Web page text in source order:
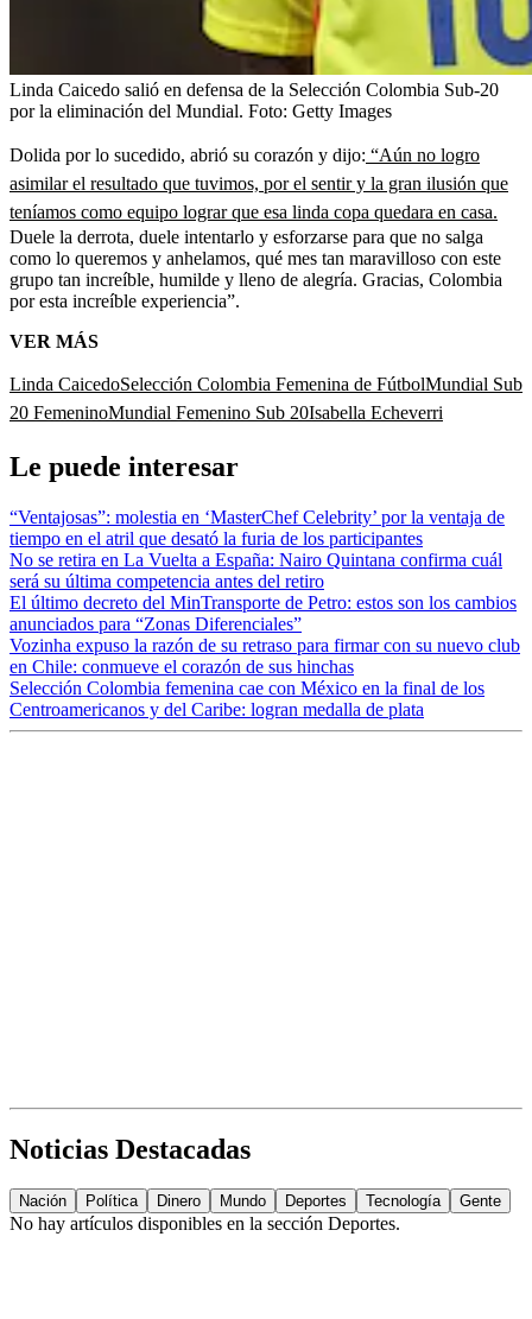
Linda Caicedo salió en defensa de la Selección Colombia Sub-20
por la eliminación del Mundial. Foto: Getty Images
Dolida por lo sucedido, abrió su corazón y dijo: “Aún no logro
asimilar el resultado que tuvimos, por el sentir y la gran ilusión que
teníamos como equipo lograr que esa linda copa quedara en casa.
Duele la derrota, duele intentarlo y esforzarse para que no salga
como lo queremos y anhelamos, qué mes tan maravilloso con este
grupo tan increíble, humilde y lleno de alegría. Gracias, Colombia
por esta increíble experiencia”.
VER MÁS
Linda CaicedoSelección Colombia Femenina de FútbolMundial Sub
20 FemeninoMundial Femenino Sub 20Isabella Echeverri
Le puede interesar
“Ventajosas”: molestia en ‘MasterChef Celebrity’ por la ventaja de
tiempo en el atril que desató la furia de los participantes
No se retira en La Vuelta a España: Nairo Quintana confirma cuál
será su última competencia antes del retiro
El último decreto del MinTransporte de Petro: estos son los cambios
anunciados para “Zonas Diferenciales”
Vozinha expuso la razón de su retraso para firmar con su nuevo club
en Chile: conmueve el corazón de sus hinchas
Selección Colombia femenina cae con México en la final de los
Centroamericanos y del Caribe: logran medalla de plata
Noticias Destacadas
Nación Política Dinero Mundo Deportes Tecnología Gente
No hay artículos disponibles en la sección Deportes.